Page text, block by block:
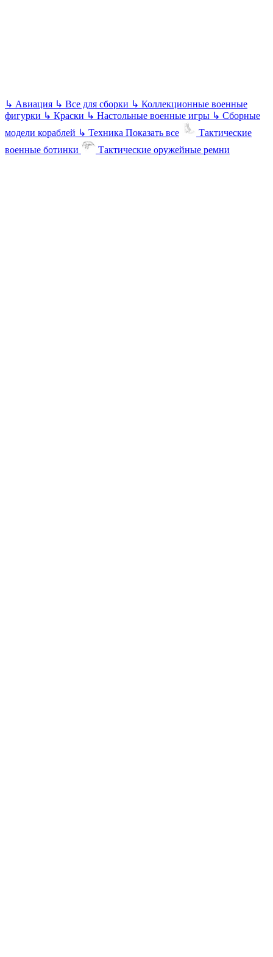
↳ Авиация ↳ Все для сборки ↳ Коллекционные военные
фигурки ↳ Краски ↳ Настольные военные игры ↳ Сборные
модели кораблей ↳ Техника Показать все
Тактические
военные ботинки
Тактические оружейные ремни